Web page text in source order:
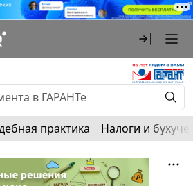
практика Налоги и